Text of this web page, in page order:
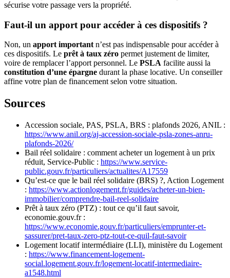
sécurise votre passage vers la propriété.
Faut-il un apport pour accéder à ces dispositifs ?
Non, un apport importantn’est pas indispensable pour accéder à
ces dispositifs. Le prêt à taux zéro permet justement de limiter,
voire de remplacer l’apport personnel. Le PSLA facilite aussi la
constitution d’une épargne durant la phase locative. Un conseiller
affine votre plan de financement selon votre situation.
Sources
Accession sociale, PAS, PSLA, BRS : plafonds 2026, ANIL :
https://www.anil.org/aj-accession-sociale-psla-zones-anru-
plafonds-2026/
Bail réel solidaire : comment acheter un logement à un prix
réduit, Service-Public : https://www.service-
public.gouv.fr/particuliers/actualites/A17559
Qu’est-ce que le bail réel solidaire (BRS) ?, Action Logement
: https://www.actionlogement.fr/guides/acheter-un-bien-
immobilier/comprendre-bail-reel-solidaire
Prêt à taux zéro (PTZ) : tout ce qu’il faut savoir,
economie.gouv.fr :
https://www.economie.gouv.fr/particuliers/emprunter-et-
sassurer/pret-taux-zero-ptz-tout-ce-quil-faut-savoir
Logement locatif intermédiaire (LLI), ministère du Logement
: https://www.financement-logement-
social.logement.gouv.fr/logement-locatif-intermediaire-
a1548.html